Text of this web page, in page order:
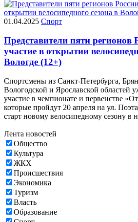
01.04.2025 Спорт
Представители пяти регионов
участие в открытии
Вологде (12+)
Спортсмены из Санкт-Петербурга,
Вологодской и Ярославской областей
участие в чемпионате и первенстве
которые пройдут 20 апреля на ул.
старт новому велосипедному сезону в
Лента новостей
Общество
Культура
ЖКХ
Происшествия
Экономика
Туризм
Власть
Образование